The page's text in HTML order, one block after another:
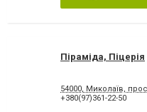
Піраміда, Піцерія
54000, Миколаїв,
+380(97)361-22-50